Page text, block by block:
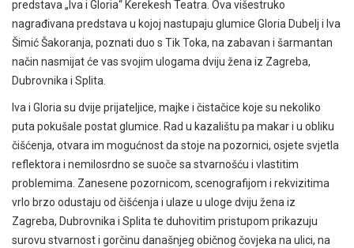
predstava „Iva i Gloria“ Kerekesh Teatra. Ova višestruko
nagrađivana predstava u kojoj nastupaju glumice Gloria Dubelj i Iva
Šimić Šakoranja, poznati duo s Tik Toka, na zabavan i šarmantan
način nasmijat će vas svojim ulogama dviju žena iz Zagreba,
Dubrovnika i Splita.
Iva i Gloria su dvije prijateljice, majke i čistačice koje su nekoliko
puta pokušale postat glumice. Rad u kazalištu pa makar i u obliku
čišćenja, otvara im mogućnost da stoje na pozornici, osjete svjetla
reflektora i nemilosrdno se suoče sa stvarnošću i vlastitim
problemima. Zanesene pozornicom, scenografijom i rekvizitima
vrlo brzo odustaju od čišćenja i ulaze u uloge dviju žena iz
Zagreba, Dubrovnika i Splita te duhovitim pristupom prikazuju
surovu stvarnost i gorčinu današnjeg običnog čovjeka na ulici, na